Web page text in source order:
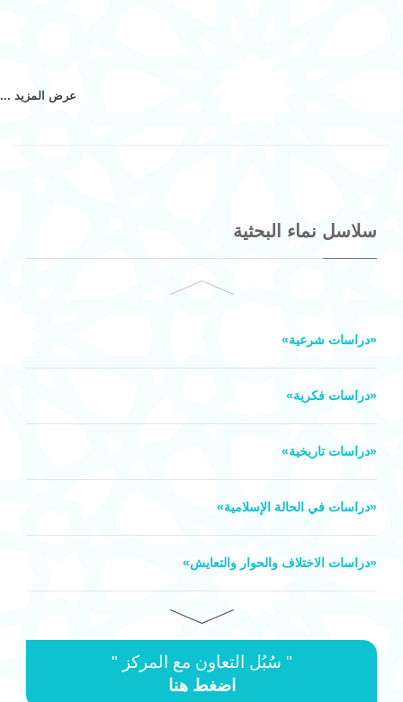
عرض المزيد ...
سلاسل نماء البحثية
«دراسات شرعية»
«دراسات فكرية»
«دراسات تاريخية»
«دراسات في الحالة الإسلامية»
«دراسات الاختلاف والحوار والتعايش»
«قراءات في الخطاب الشرعي»" سُبُل التعاون مع المركز "
اضغط هنا